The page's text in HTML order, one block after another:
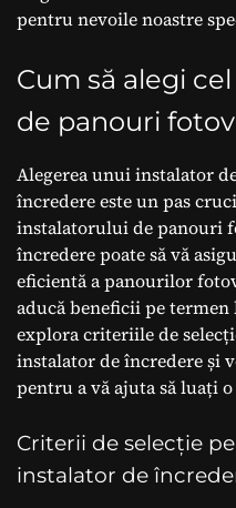
pentru nevoile noastre
Cum să alegi
de panouri
Alegerea unui instalator
încredere este un pas
instalatorului de panouri
încredere poate să vă
eficientă a panourilor
aducă beneficii pe
explora criteriile de
instalator de încredere și
pentru a vă ajuta să luați
Criterii de selecție
instalator de